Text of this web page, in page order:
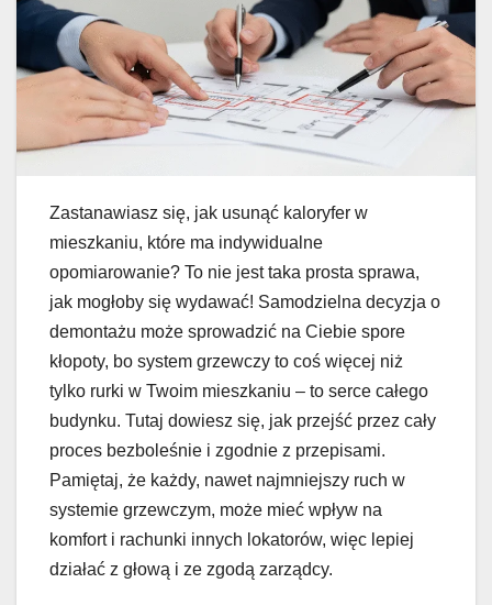
Zastanawiasz się, jak usunąć kaloryfer w
mieszkaniu, które ma indywidualne
opomiarowanie? To nie jest taka prosta sprawa,
jak mogłoby się wydawać! Samodzielna decyzja o
demontażu może sprowadzić na Ciebie spore
kłopoty, bo system grzewczy to coś więcej niż
tylko rurki w Twoim mieszkaniu – to serce całego
budynku. Tutaj dowiesz się, jak przejść przez cały
proces bezboleśnie i zgodnie z przepisami.
Pamiętaj, że każdy, nawet najmniejszy ruch w
systemie grzewczym, może mieć wpływ na
komfort i rachunki innych lokatorów, więc lepiej
działać z głową i ze zgodą zarządcy.